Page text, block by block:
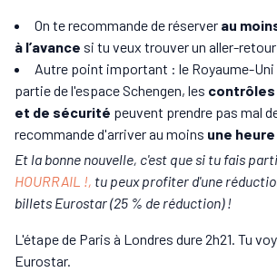
On te recommande de réserver au
à l’avance si tu veux trouver un aller-
Autre point important : le Royaume-
partie de l'espace Schengen, les
et de sécurité peuvent prendre pas mal
recommande d'arriver au moins une
Et la bonne nouvelle, c'est que si tu fais
HOURRAIL !, tu peux profiter d'une
billets Eurostar (25 % de réduction) !
L'étape de Paris à Londres dure 2h21. Tu
Eurostar.